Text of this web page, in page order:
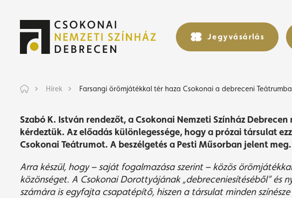
Jegyvásárlás
Jegyvásárlás
Farsangi
a
Hírek Farsangi örömjátékkal tér haza Csokonai a debreceni Teátrumba
Szabó K. István rendezőt, a Csokonai Nemzeti Színház
kérdeztük. Az előadás különlegessége, hogy a prózai társulat
Csokonai Teátrumot. A beszélgetés a Pesti Műsorban jelent meg.
Arra készül, hogy – saját fogalmazása szerint – közös örömjáté
közönséget. A Csokonai Dorottyájának „debreceniesítéséből” és
számára is egyfajta csapatépítő, hiszen a társulat minden színé